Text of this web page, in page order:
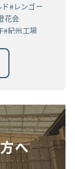
レンゴー
花会
紀州工場